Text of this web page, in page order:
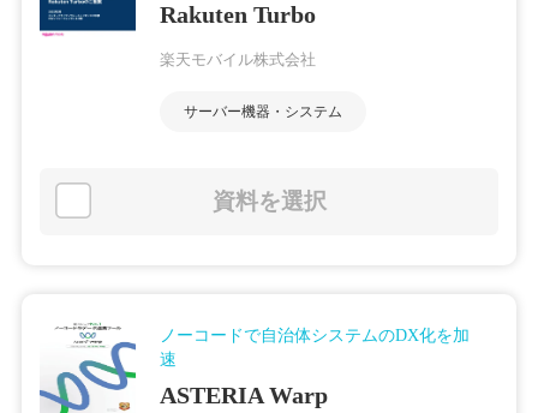
Rakuten Turbo
楽天モバイル株式会社
サーバー機器・システム
資料を選択
ノーコードで自治体システムのDX化を加
速
ASTERIA Warp